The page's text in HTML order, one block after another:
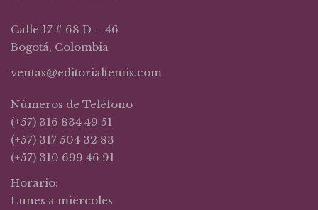
Calle 17 # 68 D – 46
Bogotá, Colombia
ventas@editorialtemis.com
Números de Teléfono
(+57) 316 834 49 51
(+57) 317 504 32 83
(+57) 310 699 46 91
Horario:
Lunes a miércoles